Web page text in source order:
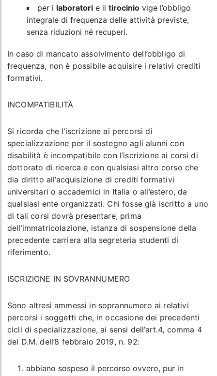
per i laboratori e il tirocinio vige l’obbligo
integrale di frequenza delle attività previste,
senza riduzioni né recuperi.
In caso di mancato assolvimento dell’obbligo di
frequenza, non è possibile acquisire i relativi crediti
formativi.
INCOMPATIBILITÀ
Si ricorda che l’iscrizione ai percorsi di
specializzazione per il sostegno agli alunni con
disabilità è incompatibile con l’iscrizione ai corsi di
dottorato di ricerca e con qualsiasi altro corso che
dia diritto all’acquisizione di crediti formativi
universitari o accademici in Italia o all’estero, da
qualsiasi ente organizzati. Chi fosse già iscritto a uno
di tali corsi dovrà presentare, prima
dell’immatricolazione, istanza di sospensione della
precedente carriera alla segreteria studenti di
riferimento.
ISCRIZIONE IN SOVRANNUMERO
Sono altresì ammessi in soprannumero ai relativi
percorsi i soggetti che, in occasione dei precedenti
cicli di specializzazione, ai sensi dell’art.4, comma 4
del D.M. dell’8 febbraio 2019, n. 92:
abbiano sospeso il percorso ovvero, pur in